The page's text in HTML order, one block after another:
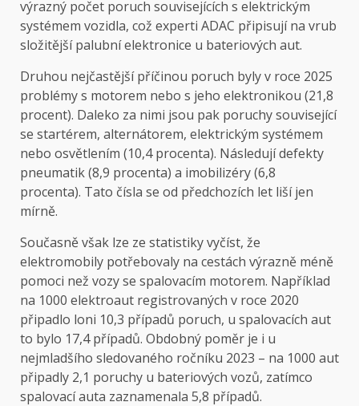
výrazný počet poruch souvisejících s elektrickým
systémem vozidla, což experti ADAC připisují na vrub
složitější palubní elektronice u bateriových aut.
Druhou nejčastější příčinou poruch byly v roce 2025
problémy s motorem nebo s jeho elektronikou (21,8
procent). Daleko za nimi jsou pak poruchy související
se startérem, alternátorem, elektrickým systémem
nebo osvětlením (10,4 procenta). Následují defekty
pneumatik (8,9 procenta) a imobilizéry (6,8
procenta). Tato čísla se od předchozích let liší jen
mírně.
Současně však lze ze statistiky vyčíst, že
elektromobily potřebovaly na cestách výrazně méně
pomoci než vozy se spalovacím motorem. Například
na 1000 elektroaut registrovaných v roce 2020
připadlo loni 10,3 případů poruch, u spalovacích aut
to bylo 17,4 případů. Obdobný poměr je i u
nejmladšího sledovaného ročníku 2023 – na 1000 aut
připadly 2,1 poruchy u bateriových vozů, zatímco
spalovací auta zaznamenala 5,8 případů.